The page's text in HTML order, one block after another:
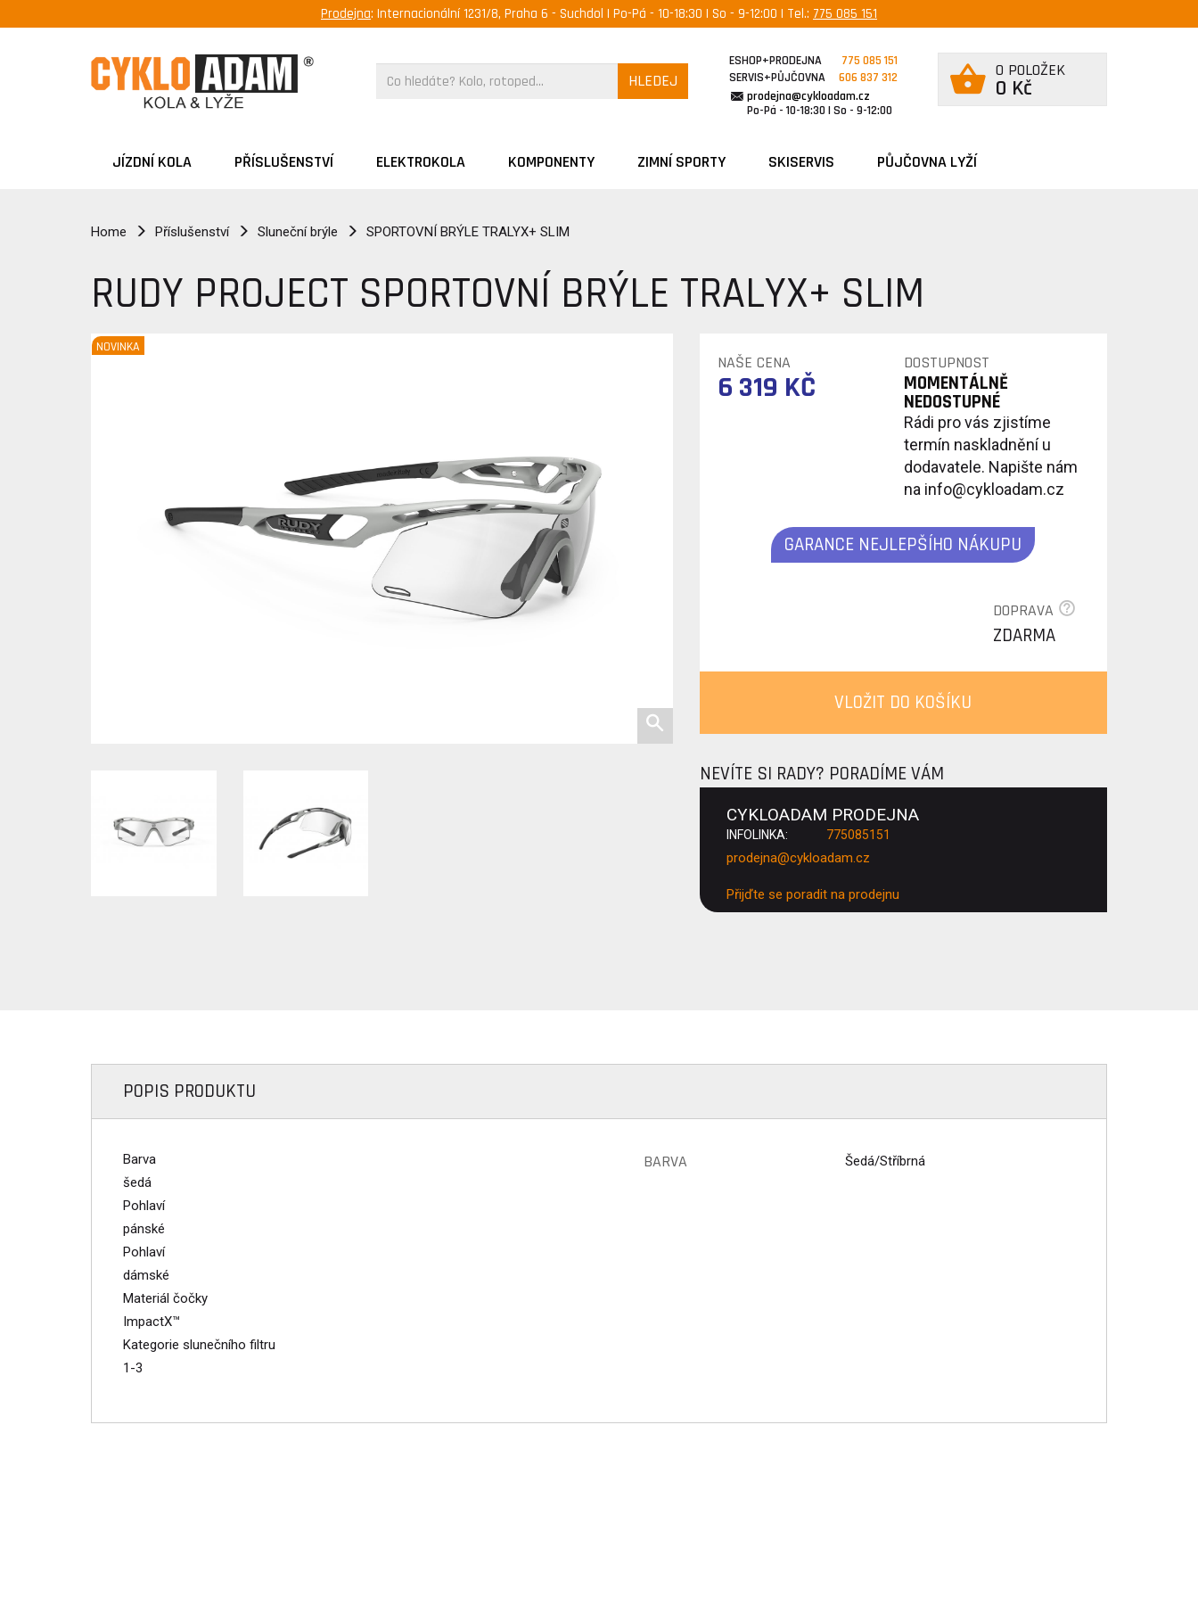
Prodejna: Internacionální 1231/8, Praha 6 - Suchdol | Po-Pá - 10-18:30 | So - 9-12:00 | Tel.: 775 085 151
HLEDEJ
ESHOP+PRODEJNA
775 085 151
SERVIS+PŮJČOVNA
606 837 312
prodejna@cykloadam.cz
Po-Pá - 10-18:30 | So - 9-12:00
0 POLOŽEK
0 Kč
JÍZDNÍ KOLA PŘÍSLUŠENSTVÍ ELEKTROKOLA KOMPONENTY ZIMNÍ SPORTY SKISERVIS PŮJČOVNA LYŽÍ
Home Příslušenství Sluneční brýle SPORTOVNÍ BRÝLE TRALYX+ SLIM
RUDY PROJECT SPORTOVNÍ BRÝLE TRALYX+ SLIM
NOVINKA
NAŠE CENA DOSTUPNOST
6 319 KČ MOMENTÁLNĚ
NEDOSTUPNÉ
Rádi pro vás zjistíme
termín naskladnění u
dodavatele. Napište nám
na info@cykloadam.cz
GARANCE NEJLEPŠÍHO NÁKUPU
DOPRAVA
ZDARMA
VLOŽIT DO KOŠÍKU
NEVÍTE SI RADY? PORADÍME VÁM
CYKLOADAM PRODEJNA
INFOLINKA: 775085151
prodejna@cykloadam.cz
Přijďte se poradit na prodejnu
POPIS PRODUKTU
Barva
šedá
Pohlaví
pánské
Pohlaví
dámské
Materiál čočky
ImpactX™
Kategorie slunečního filtru
1-3
BARVA Šedá/Stříbrná